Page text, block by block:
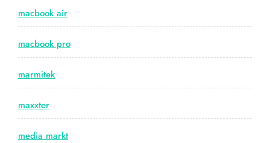
macbook air
macbook pro
marmitek
maxxter
media markt